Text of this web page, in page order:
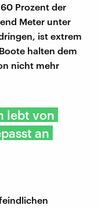
Prozent der
Meter unter
ist extrem
halten dem
nicht mehr
lebt von
an